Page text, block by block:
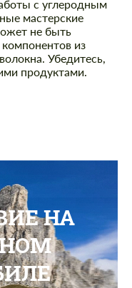
с углеродным
мастерские
не быть
из
Убедитесь,
продуктами.
НА
МНОЙ
языке
day with our
МНОЙ
языке